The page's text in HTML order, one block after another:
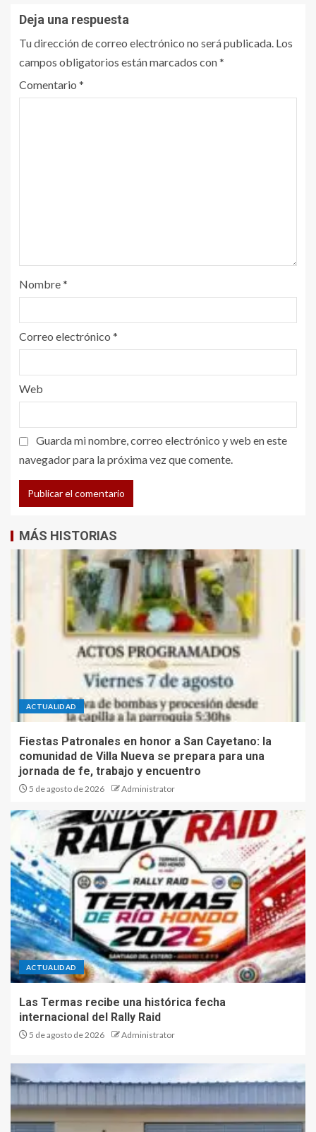
Deja una respuesta
Tu dirección de correo electrónico no será publicada. Los
campos obligatorios están marcados con*
Comentario *
Nombre*
Correo electrónico *
Web
Guarda mi nombre, correo electrónico y web en este
navegador para la próxima vez que comente.
MÁS HISTORIAS
ACTUALIDAD
Fiestas Patronales en honor a San Cayetano: la
comunidad de Villa Nueva se prepara para una
jornada de fe, trabajo y encuentro
5 de agosto de 2026 Administrator
ACTUALIDAD
Las Termas recibe una histórica fecha
internacional del Rally Raid
5 de agosto de 2026 Administrator